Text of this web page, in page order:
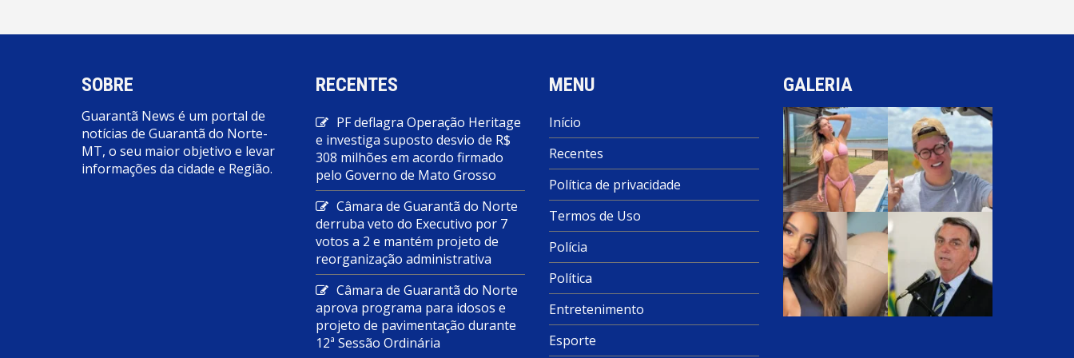
SOBRE
Guarantã News é um portal de
notícias de Guarantã do Norte-
MT, o seu maior objetivo e levar
informações da cidade e Região.
RECENTES
PF deflagra Operação Heritage
e investiga suposto desvio de R$
308 milhões em acordo firmado
pelo Governo de Mato Grosso
Câmara de Guarantã do Norte
derruba veto do Executivo por 7
votos a 2 e mantém projeto de
reorganização administrativa
Câmara de Guarantã do Norte
aprova programa para idosos e
projeto de pavimentação durante
12ª Sessão Ordinária
MENU
Início
Recentes
Política de privacidade
Termos de Uso
Polícia
Política
Entretenimento
Esporte
GALERIA